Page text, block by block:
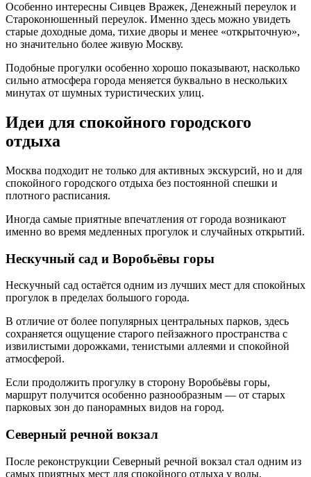
Особенно интересны Сивцев Вражек, Денежный переулок и
Староконюшенный переулок. Именно здесь можно увидеть
старые доходные дома, тихие дворы и менее «открыточную»,
но значительно более живую Москву.
Подобные прогулки особенно хорошо показывают, насколько
сильно атмосфера города меняется буквально в нескольких
минутах от шумных туристических улиц.
Идеи для спокойного городского
отдыха
Москва подходит не только для активных экскурсий, но и для
спокойного городского отдыха без постоянной спешки и
плотного расписания.
Иногда самые приятные впечатления от города возникают
именно во время медленных прогулок и случайных открытий.
Нескучный сад и Воробьёвы горы
Нескучный сад остаётся одним из лучших мест для спокойных
прогулок в пределах большого города.
В отличие от более популярных центральных парков, здесь
сохраняется ощущение старого пейзажного пространства с
извилистыми дорожками, тенистыми аллеями и спокойной
атмосферой.
Если продолжить прогулку в сторону Воробьёвы горы,
маршрут получится особенно разнообразным — от старых
парковых зон до панорамных видов на город.
Северный речной вокзал
После реконструкции Северный речной вокзал стал одним из
самых приятных мест для спокойного отдыха у воды.